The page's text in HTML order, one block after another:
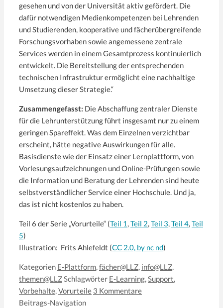
gesehen und von der Universität aktiv gefördert. Die
dafür notwendigen Medienkompetenzen bei Lehrenden
und Studierenden, kooperative und fächerübergreifende
Forschungsvorhaben sowie angemessene zentrale
Services werden in einem Gesamtprozess kontinuierlich
entwickelt. Die Bereitstellung der entsprechenden
technischen Infrastruktur ermöglicht eine nachhaltige
Umsetzung dieser Strategie.“
Zusammengefasst: Die Abschaffung zentraler Dienste
für die Lehrunterstützung führt insgesamt nur zu einem
geringen Spareffekt. Was dem Einzelnen verzichtbar
erscheint, hätte negative Auswirkungen für alle.
Basisdienste wie der Einsatz einer Lernplattform, von
Vorlesungsaufzeichnungen und Online-Prüfungen sowie
die Information und Beratung der Lehrenden sind heute
selbstverständlicher Service einer Hochschule. Und ja,
das ist nicht kostenlos zu haben.
Teil 6 der Serie „Vorurteile“ (Teil 1 ,Teil 2,Teil 3,Teil 4,Teil
5)
Illustration: Frits Ahlefeldt (CC 2.0, by nc nd)
Kategorien E-Plattform,fächer@LLZ, info@LLZ,
themen@LLZSchlagwörter E-Learning,Support,
Vorbehalte,Vorurteile 3 Kommentare
Beitrags-Navigation